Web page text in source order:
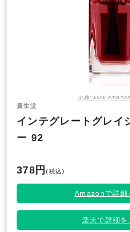
出典
資生堂
インテグレートグレイ
ー 92
378円(税込)
Amazonで詳細
楽天で詳細を